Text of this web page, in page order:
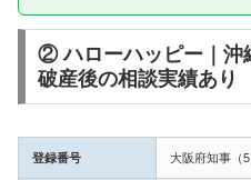
② ハローハッピー｜沖
破産後の相談実績あり
登録番号 大阪府知事（